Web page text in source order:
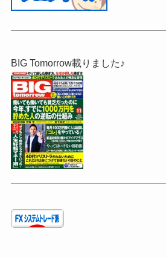
BIG Tomorrow載りました♪